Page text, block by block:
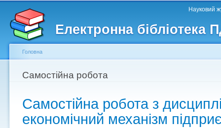
Електронна бібліотека
Головне меню Науковий
Другорядне меню
Ви є тут
Головна
Самостійна робота
Самостійна робота з
економічний механізм